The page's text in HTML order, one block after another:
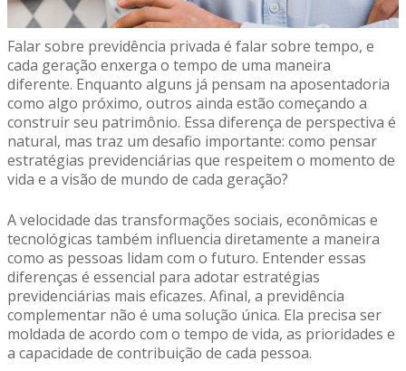
Falar sobre previdência privada é falar sobre tempo, e
cada geração enxerga o tempo de uma maneira
diferente. Enquanto alguns já pensam na aposentadoria
como algo próximo, outros ainda estão começando a
construir seu patrimônio. Essa diferença de perspectiva é
natural, mas traz um desafio importante: como pensar
estratégias previdenciárias que respeitem o momento de
vida e a visão de mundo de cada geração?
A velocidade das transformações sociais, econômicas e
tecnológicas também influencia diretamente a maneira
como as pessoas lidam com o futuro. Entender essas
diferenças é essencial para adotar estratégias
previdenciárias mais eficazes. Afinal, a previdência
complementar não é uma solução única. Ela precisa ser
moldada de acordo com o tempo de vida, as prioridades e
a capacidade de contribuição de cada pessoa.